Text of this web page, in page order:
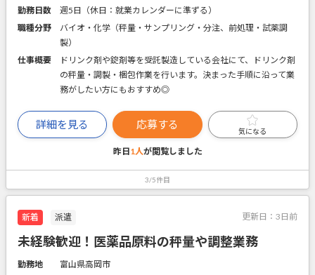
勤務日数
週5日（休日：就業カレンダーに準ずる）
職種分野
バイオ・化学（秤量・サンプリング・分注、前処理・試薬調
製）
仕事概要
ドリンク剤や錠剤等を受託製造している会社にて、ドリンク剤
の秤量・調製・梱包作業を行います。決まった手順に沿って業
務がしたい方にもおすすめ◎
詳細を見る 応募する
気になる
昨日1人が閲覧しました
3/5件目
新着 派遣 更新日： 3日前
未経験歓迎！医薬品原料の秤量や調整業務
勤務地
富山県高岡市